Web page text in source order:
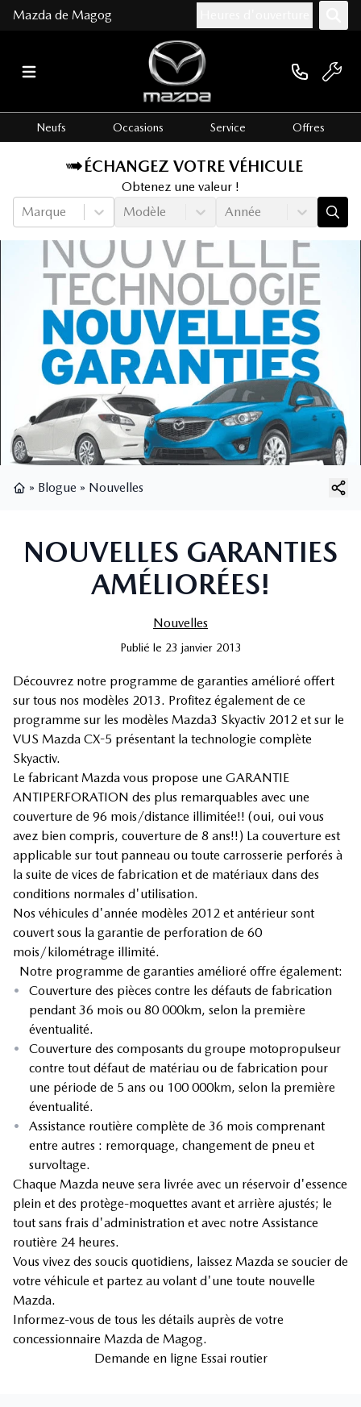
Mazda de Magog
Neufs Occasions Service Offres
ÉCHANGEZ VOTRE VÉHICULE
Obtenez une valeur !
Marque
Modèle Année
» Blogue » Nouvelles
NOUVELLES GARANTIES
AMÉLIORÉES!
Nouvelles
Publié le 23 janvier 2013
Découvrez notre programme de garanties amélioré offert
sur tous nos modèles 2013. Profitez également de ce
programme sur les modèles Mazda3 Skyactiv 2012 et sur le
VUS Mazda CX-5 présentant la technologie complète
Skyactiv.
Le fabricant Mazda vous propose une GARANTIE
ANTIPERFORATION des plus remarquables avec une
couverture de 96 mois/distance illimitée!! (oui, oui vous
avez bien compris, couverture de 8 ans!!) La couverture est
applicable sur tout panneau ou toute carrosserie perforés à
la suite de vices de fabrication et de matériaux dans des
conditions normales d'utilisation.
Nos véhicules d'année modèles 2012 et antérieur sont
couvert sous la garantie de perforation de 60
mois/kilométrage illimité.
Notre programme de garanties amélioré offre également:
•
Couverture des pièces contre les défauts de fabrication
pendant 36 mois ou 80 000km, selon la première
éventualité.
•
Couverture des composants du groupe motopropulseur
contre tout défaut de matériau ou de fabrication pour
une période de 5 ans ou 100 000km, selon la première
éventualité.
•
Assistance routière complète de 36 mois comprenant
entre autres : remorquage, changement de pneu et
survoltage.
Chaque Mazda neuve sera livrée avec un réservoir d'essence
plein et des protège-moquettes avant et arrière ajustés; le
tout sans frais d'administration et avec notre Assistance
routière 24 heures.
Vous vivez des soucis quotidiens, laissez Mazda se soucier de
votre véhicule et partez au volant d'une toute nouvelle
Mazda.
Informez-vous de tous les détails auprès de votre
concessionnaire Mazda de Magog.
Demande en ligne Essai routier